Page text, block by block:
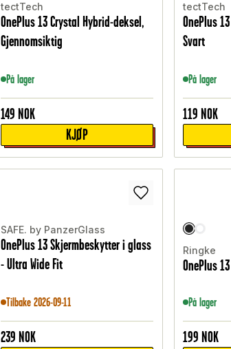
tectTech
OnePlus 13 Crystal Hybrid-deksel,
Gjennomsiktig
På lager
149 NOK
KJØP
tectTech
OnePlus
Svart
På lager
119 NOK
SAFE. by PanzerGlass
OnePlus 13 Skjermbeskytter i glass
- Ultra Wide Fit
Tilbake 2026-09-11
239 NOK
Ringke
OnePlus
På lager
199 NOK